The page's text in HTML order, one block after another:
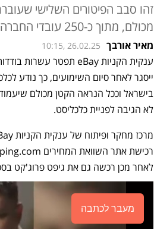
זהו סבב הפיטורים השלישי
מכולם, מתוך כ-250 עובדי החברה
מאיר אורבך 10:15, 26.02.25
ייסגר לאחר סיום השימועים, כך נודע
לא הגיבה לפניית כלכליסט.
לאחר מכן רכשה גם את גיפט פרוג'קט
מעבר לכתבה